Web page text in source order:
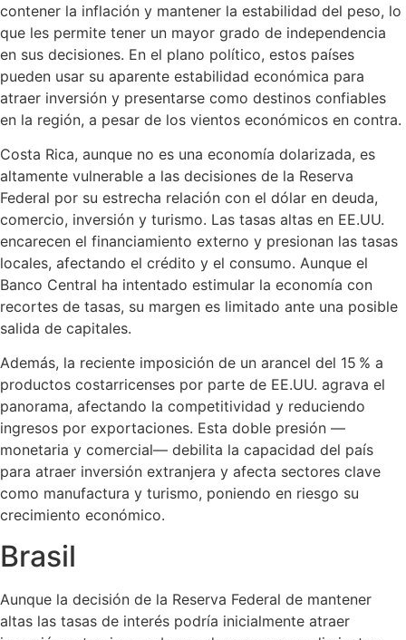
contener la inflación y mantener la estabilidad del peso, lo
que les permite tener un mayor grado de independencia
en sus decisiones. En el plano político, estos países
pueden usar su aparente estabilidad económica para
atraer inversión y presentarse como destinos confiables
en la región, a pesar de los vientos económicos en contra.
Costa Rica, aunque no es una economía dolarizada, es
altamente vulnerable a las decisiones de la Reserva
Federal por su estrecha relación con el dólar en deuda,
comercio, inversión y turismo. Las tasas altas en EE.UU.
encarecen el financiamiento externo y presionan las tasas
locales, afectando el crédito y el consumo. Aunque el
Banco Central ha intentado estimular la economía con
recortes de tasas, su margen es limitado ante una posible
salida de capitales.
Además, la reciente imposición de un arancel del 15 % a
productos costarricenses por parte de EE.UU. agrava el
panorama, afectando la competitividad y reduciendo
ingresos por exportaciones. Esta doble presión —
monetaria y comercial— debilita la capacidad del país
para atraer inversión extranjera y afecta sectores clave
como manufactura y turismo, poniendo en riesgo su
crecimiento económico.
Brasil
Aunque la decisión de la Reserva Federal de mantener
altas las tasas de interés podría inicialmente atraer